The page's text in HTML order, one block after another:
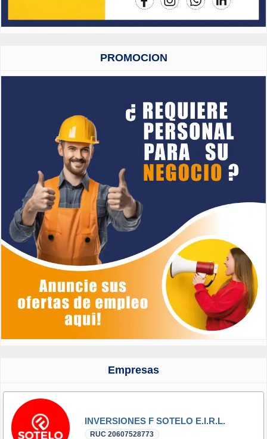
PROMOCION
Empresas
INVERSIONES F SOTELO E.I.R.L.
RUC 20607528773